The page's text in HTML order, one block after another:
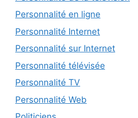
Personnalité en ligne
Personnalité Internet
Personnalité sur Internet
Personnalité télévisée
Personnalité TV
Personnalité Web